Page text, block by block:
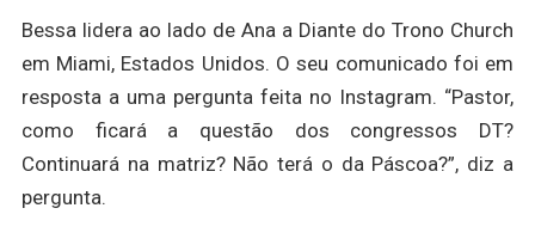
Bessa lidera ao lado de Ana a Diante do Trono Church
em Miami, Estados Unidos. O seu comunicado foi em
resposta a uma pergunta feita no Instagram. “Pastor,
como ficará a questão dos congressos DT?
Continuará na matriz? Não terá o da Páscoa?”, diz a
pergunta.